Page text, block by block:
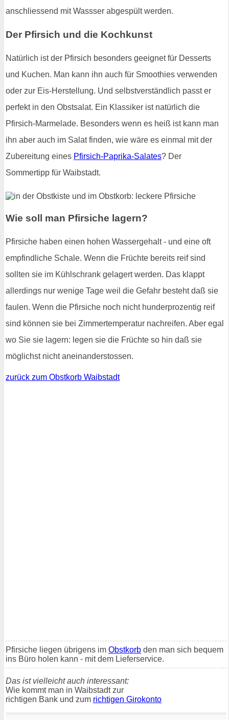
anschliessend mit Wassser abgespült werden.
Der Pfirsich und die Kochkunst
Natürlich ist der Pfirsich besonders geeignet für Desserts
und Kuchen. Man kann ihn auch für Smoothies verwenden
oder zur Eis-Herstellung. Und selbstverständlich passt er
perfekt in den Obstsalat. Ein Klassiker ist natürlich die
Pfirsich-Marmelade. Besonders wenn es heiß ist kann man
ihn aber auch im Salat finden, wie wäre es einmal mit der
Zubereitung eines Pfirsich-Paprika-Salates? Der
Sommertipp für Waibstadt.
Wie soll man Pfirsiche lagern?
Pfirsiche haben einen hohen Wassergehalt - und eine oft
empfindliche Schale. Wenn die Früchte bereits reif sind
sollten sie im Kühlschrank gelagert werden. Das klappt
allerdings nur wenige Tage weil die Gefahr besteht daß sie
faulen. Wenn die Pfirsiche noch nicht hunderprozentig reif
sind können sie bei Zimmertemperatur nachreifen. Aber egal
wo Sie sie lagern: legen sie die Früchte so hin daß sie
möglichst nicht aneinanderstossen.
zurück zum Obstkorb Waibstadt
Pfirsiche liegen übrigens im Obstkorb den man sich bequem
ins Büro holen kann - mit dem Lieferservice.
Das ist vielleicht auch interessant:
Wie kommt man in Waibstadt zur
richtigen Bank und zum richtigen Girokonto